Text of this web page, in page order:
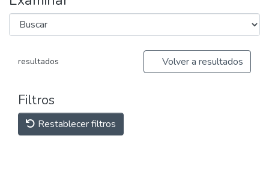
resultados Volver a resultados
Filtros
Restablecer filtros